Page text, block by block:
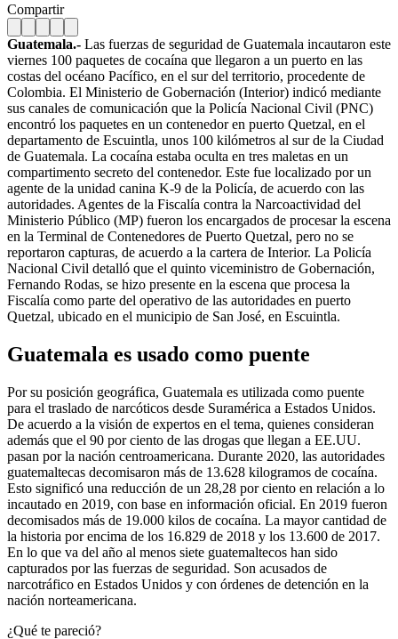
Compartir
Guatemala.- Las fuerzas de seguridad de Guatemala incautaron este
viernes 100 paquetes de cocaína que llegaron a un puerto en las
costas del océano Pacífico, en el sur del territorio, procedente de
Colombia. El Ministerio de Gobernación (Interior) indicó mediante
sus canales de comunicación que la Policía Nacional Civil (PNC)
encontró los paquetes en un contenedor en puerto Quetzal, en el
departamento de Escuintla, unos 100 kilómetros al sur de la Ciudad
de Guatemala. La cocaína estaba oculta en tres maletas en un
compartimento secreto del contenedor. Este fue localizado por un
agente de la unidad canina K-9 de la Policía, de acuerdo con las
autoridades. Agentes de la Fiscalía contra la Narcoactividad del
Ministerio Público (MP) fueron los encargados de procesar la escena
en la Terminal de Contenedores de Puerto Quetzal, pero no se
reportaron capturas, de acuerdo a la cartera de Interior. La Policía
Nacional Civil detalló que el quinto viceministro de Gobernación,
Fernando Rodas, se hizo presente en la escena que procesa la
Fiscalía como parte del operativo de las autoridades en puerto
Quetzal, ubicado en el municipio de San José, en Escuintla.
Guatemala es usado como puente
Por su posición geográfica, Guatemala es utilizada como puente
para el traslado de narcóticos desde Suramérica a Estados Unidos.
De acuerdo a la visión de expertos en el tema, quienes consideran
además que el 90 por ciento de las drogas que llegan a EE.UU.
pasan por la nación centroamericana. Durante 2020, las autoridades
guatemaltecas decomisaron más de 13.628 kilogramos de cocaína.
Esto significó una reducción de un 28,28 por ciento en relación a lo
incautado en 2019, con base en información oficial. En 2019 fueron
decomisados más de 19.000 kilos de cocaína. La mayor cantidad de
la historia por encima de los 16.829 de 2018 y los 13.600 de 2017.
En lo que va del año al menos siete guatemaltecos han sido
capturados por las fuerzas de seguridad. Son acusados de
narcotráfico en Estados Unidos y con órdenes de detención en la
nación norteamericana.
¿Qué te pareció?